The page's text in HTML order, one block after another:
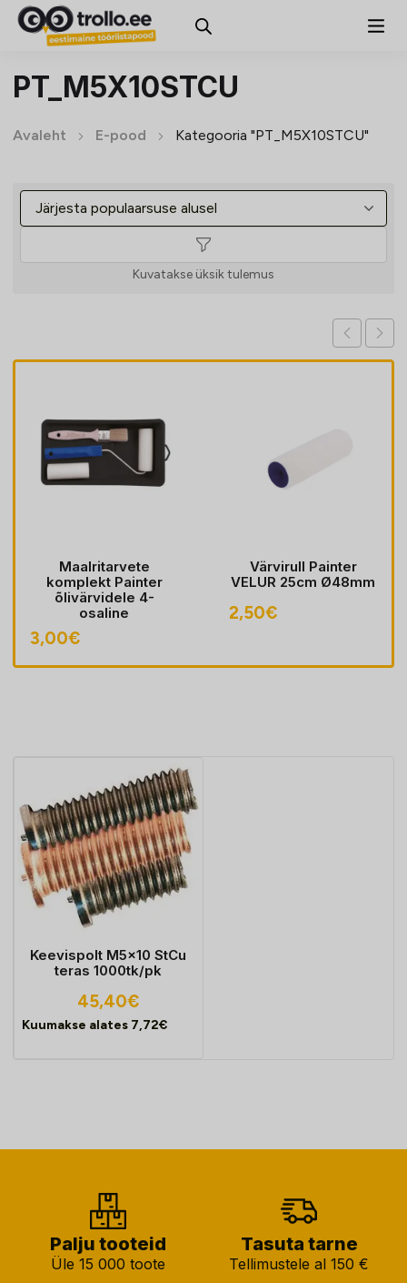
PT_M5X10STCU
Avaleht E-pood Kategooria "PT_M5X10STCU"
Kuvatakse üksik tulemus
Maalritarvete
komplekt Painter
õlivärvidele 4-
osaline
3,00€
Värvirull Painter
VELUR 25cm Ø48mm
2,50€
Keevispolt M5x10 StCu
teras 1000tk/pk
45,40€
Kuumakse alates 7,72€
Palju tooteid
Üle 15 000 toote
Tasuta tarne
Tellimustele al 150 €